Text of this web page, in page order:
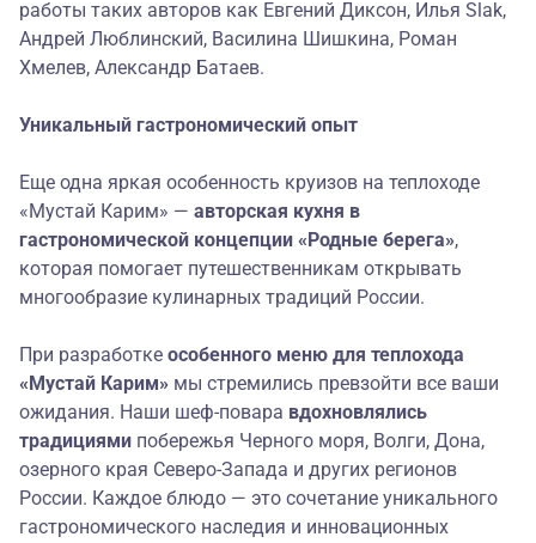
работы таких авторов как Евгений Диксон, Илья Slak,
Андрей Люблинский, Василина Шишкина, Роман
Хмелев, Александр Батаев.
Уникальный гастрономический опыт
Еще одна яркая особенность круизов на теплоходе
«Мустай Карим» — авторская кухня в
гастрономической концепции «Родные берега»,
которая помогает путешественникам открывать
многообразие кулинарных традиций России.
При разработке особенного меню для теплохода
«Мустай Карим» мы стремились превзойти все ваши
ожидания. Наши шеф-повара вдохновлялись
традициями побережья Черного моря, Волги, Дона,
озерного края Северо-Запада и других регионов
России. Каждое блюдо — это сочетание уникального
гастрономического наследия и инновационных